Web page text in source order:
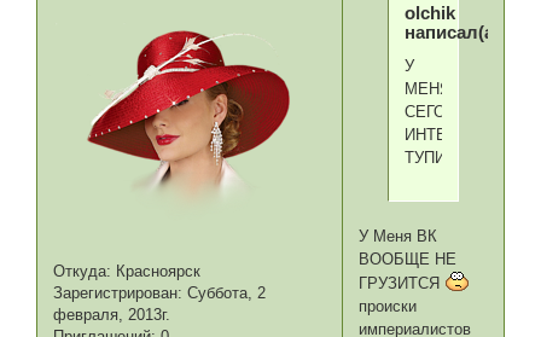
Откуда: Красноярск
Зарегистрирован: Суббота, 2
февраля, 2013г.
olchik
написал(а):
У
МЕНЯ
СЕГОДНЯ
ИНТЕРНЕТ
ТУПИТ
У Меня ВК
ВООБЩЕ НЕ
ГРУЗИТСЯ
происки
империалистов